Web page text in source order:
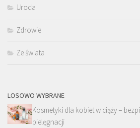
Uroda
Zdrowie
Ze świata
LOSOWO WYBRANE
Kosmetyki dla kobiet w ciąży –
pielęgnacji